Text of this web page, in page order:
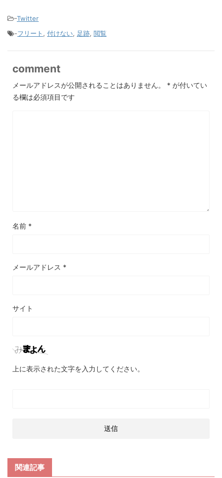
-Twitter
-フリート , 付けない, 足跡, 閲覧
comment
メールアドレスが公開されることはありません。 * が付いてい
る欄は必須項目です
名前 *
メールアドレス *
サイト
上に表示された文字を入力してください。
関連記事